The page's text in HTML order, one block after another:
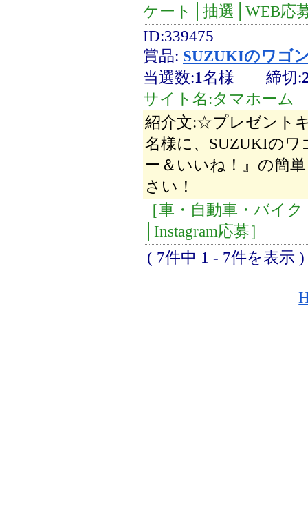
ケート│抽選│WEB応
ID:339475
賞品: SUZUKIのワゴ
当選数:1名様 締切:
サイト名:タマホーム
紹介文:☆プレゼント
名様に、SUZUKIのワ
ー＆いいね！』の簡
さい！
［車・自動車・バイ
│Instagram応募］
( 7件中 1 - 7件を表示 )